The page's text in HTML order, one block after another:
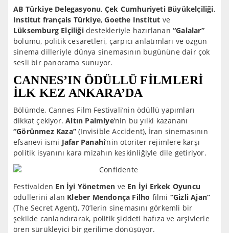
AB Türkiye Delegasyonu, Çek Cumhuriyeti Büyükelçiliği,
Institut français Türkiye,Goethe Institut ve
Lüksemburg Elçiliği destekleriyle hazırlanan “Galalar”
bölümü, politik cesaretleri, çarpıcı anlatımları ve özgün
sinema dilleriyle dünya sinemasının bugününe dair çok
sesli bir panorama sunuyor.
CANNES’IN ÖDÜLLÜ FİLMLERİ
İLK KEZ ANKARA’DA
Bölümde, Cannes Film Festivali’nin ödüllü yapımları
dikkat çekiyor.Altın Palmiye’nin bu yılki kazananı
“Görünmez Kaza” (Invisible Accident), İran sinemasının
efsanevi ismi Jafar Panahi’nin otoriter rejimlere karşı
politik isyanını kara mizahın keskinliğiyle dile getiriyor.
Festivalden En İyi Yönetmen ve En İyi Erkek Oyuncu
ödüllerini alan Kleber Mendonça Filho filmi “Gizli Ajan”
(The Secret Agent), 70’lerin sinemasını görkemli bir
şekilde canlandırarak, politik şiddeti hafıza ve arşivlerle
ören sürükleyici bir gerilime dönüşüyor.